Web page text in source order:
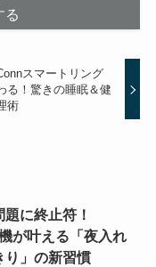
る
スマートリング
る！驚きの睡眠＆健
術
に終止符！
が叶える「夜入れ
り」の新習慣